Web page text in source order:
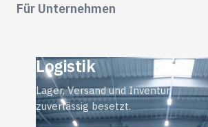
Für Unternehmen
Logistik
Lager, Versand und Inventur,
zuverlässig besetzt.